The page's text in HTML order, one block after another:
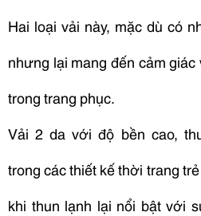
Hai loại vải này, mặc dù có
nhưng lại mang đến cảm
trong trang phục.
Vải 2 da với độ bền cao,
trong các thiết kế thời trang
khi thun lạnh lại nổi bật với